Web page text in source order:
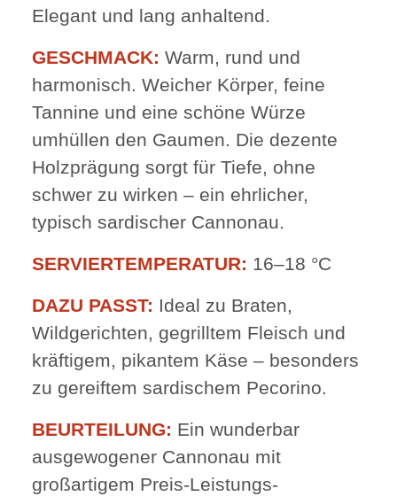
Elegant und lang anhaltend.
GESCHMACK: Warm, rund und
harmonisch. Weicher Körper, feine
Tannine und eine schöne Würze
umhüllen den Gaumen. Die dezente
Holzprägung sorgt für Tiefe, ohne
schwer zu wirken – ein ehrlicher,
typisch sardischer Cannonau.
SERVIERTEMPERATUR: 16–18 °C
DAZU PASST: Ideal zu Braten,
Wildgerichten, gegrilltem Fleisch und
kräftigem, pikantem Käse – besonders
zu gereiftem sardischem Pecorino.
BEURTEILUNG: Ein wunderbar
ausgewogener Cannonau mit
großartigem Preis-Leistungs-